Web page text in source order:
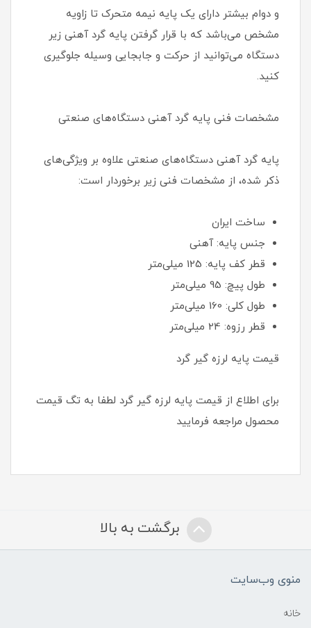
و دوام بیشتر دارای یک پایه نیمه متحرک تا زاویه
مشخص می‌باشد که با قرار گرفتن پایه گرد آهنی زیر
دستگاه می‌توانید از حرکت و جابجایی وسیله جلوگیری
کنید.
مشخصات فنی پایه گرد آهنی دستگاه‌های صنعتی
پایه گرد آهنی دستگاه‌های صنعتی علاوه بر ویژگی‌های
ذکر شده، از مشخصات فنی زیر برخوردار است:
ساخت ایران
جنس پایه: آهنی
قطر کف پایه: 125 میلی‌متر
طول پیچ: 95 میلی‌متر
طول کلی: 160 میلی‌متر
قطر رزوه: 24 میلی‌متر
قیمت پایه لرزه گیر گرد
برای اطلاع از قیمت پایه لرزه گیر گرد لطفا به تگ قیمت
محصول مراجعه فرمایید
برگشت به بالا
منوی وب‌سایت
خانه